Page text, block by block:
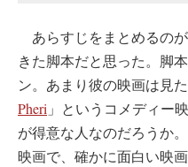
あらすじをまとめるの
きた脚本だと思った。脚
ン。あまり彼の映画は見
Pheri 」というコメディー
が得意な人なのだろうか
映画で、確かに面白い映